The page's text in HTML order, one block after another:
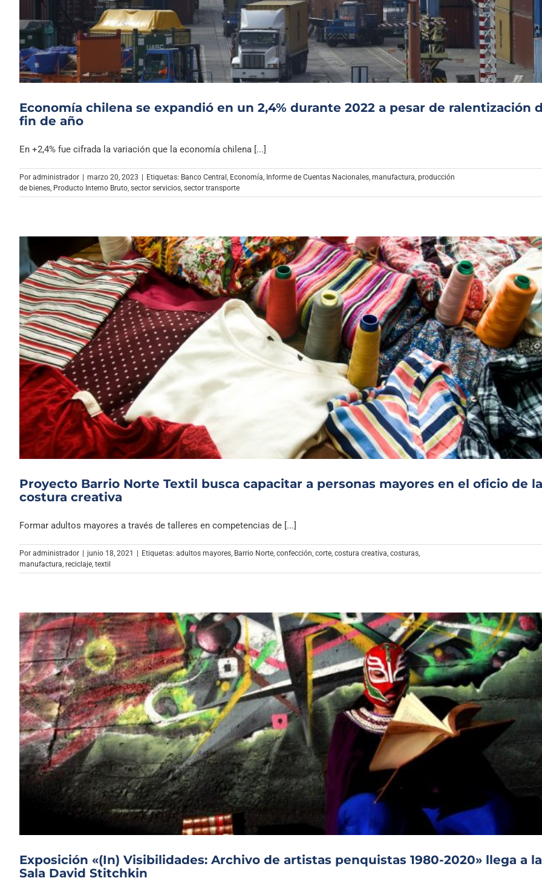
Archivo Sonoro
Economía chilena se expandió en un 2,4% durante 2022 a pesar de ralentización
fin de año
En +2,4% fue cifrada la variación que la economía chilena [...]
Por administrador | marzo 20, 2023 | Etiquetas: Banco Central Economía Informe de Cuentas Nacionales manufactura producción
de bienes Producto Interno Bruto sector servicios sector transporte
Proyecto Barrio Norte Textil busca capacitar a personas mayores en el oficio de la
costura creativa
Formar adultos mayores a través de talleres en competencias de [...]
Por administrador | junio 18, 2021 | Etiquetas: adultos mayores Barrio Norte confección corte costura creativa costuras
manufactura reciclaje textil
Exposición «(In) Visibilidades: Archivo de artistas penquistas 1980-2020» llega a la
Sala David Stitchkin